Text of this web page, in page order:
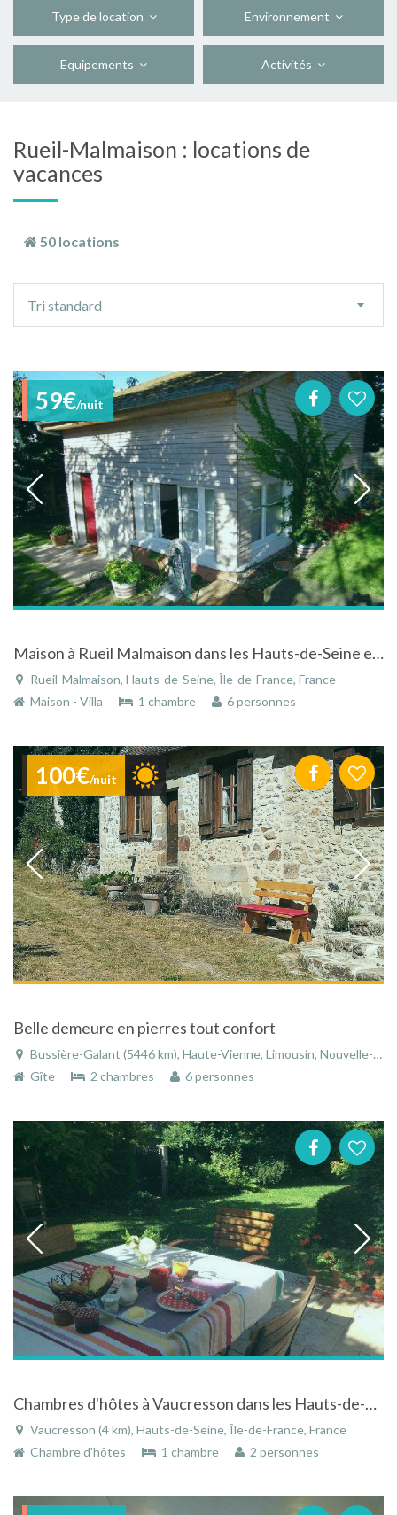
Type de location Environnement
Equipements Activités
Rueil-Malmaison : locations de
vacances
50 locations
tri
Tri standard
59€/nuit
Maison à Rueil Malmaison dans les Hauts-de-Seine en Île-de-France
Rueil-Malmaison, Hauts-de-Seine, Île-de-France, France
Maison - Villa
1 chambre 6 personnes
100€/nuit
Belle demeure en pierres tout confort
Bussière-Galant (5446 km), Haute-Vienne, Limousin, Nouvelle-Aquitaine, France
Gîte
2 chambres 6 personnes
Chambres d'hôtes à Vaucresson dans les Hauts-de-Seine en Île-de-France
Vaucresson (4 km), Hauts-de-Seine, Île-de-France, France
Chambre d'hôtes
1 chambre 2 personnes